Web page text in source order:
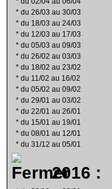
* du 26/03 au 30/03
* du 18/03 au 24/03
* du 12/03 au 17/03
* du 05/03 au 09/03
* du 26/02 au 03/03
* du 18/02 au 23/02
* du 11/02 au 16/02
* du 05/02 au 09/02
* du 29/01 au 03/02
* du 22/01 au 26/01
* du 15/01 au 19/01
* du 08/01 au 12/01
* du 31/12 au 05/01
2016 :